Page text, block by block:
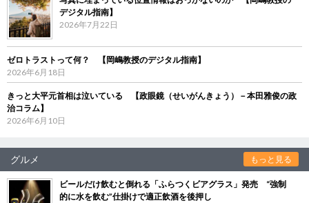
デジタル指南】
2026年7月22日
ゼロトラストって何？ 【岡嶋教授のデジタル指南】
2026年6月18日
きっと大平元首相は泣いている 【政眼鏡（せいがんきょう）－本田雅俊の政
治コラム】
2026年6月10日
グルメ もっと見る
ビールだけ飲むと倒れる「ふらつくビアグラス」発売 “強制
的に水を飲む”仕掛けで適正飲酒を後押し